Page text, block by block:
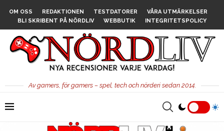
OM OSS REDAKTIONEN TESTDATORER
VÅRA UTMÄRKELSER
BLI SKRIBENT PÅ NÖRDLIV
WEBBUTIK INTEGRITETSPOLICY
Av gamers, för gamers – spel, tech och nörderi sedan 2014.